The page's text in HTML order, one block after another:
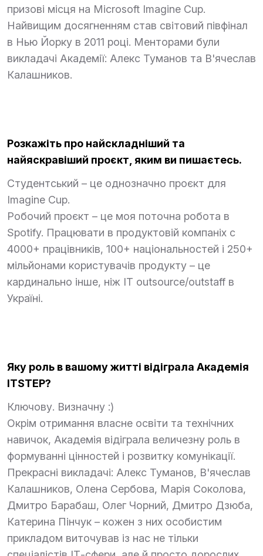
призові місця на Microsoft Imagine Cup.
Найвищим досягненням став світовий півфінал
в Нью Йорку в 2011 році. Менторами були
викладачі Академії: Алекс Туманов та В'ячеслав
Калашников.
Розкажіть про найскладніший та
найяскравіший проєкт, яким ви пишаєтесь.
Студентський – це однозначно проєкт для
Imagine Cup.
Робочий проєкт – це моя поточна робота в
Spotify. Працювати в продуктовій компаніх с
4000+ працівників, 100+ національностей і 250+
мільйонами користувачів продукту – це
кардинально інше, ніж ІТ outsource/outstaff в
Україні.
Яку роль в вашому житті відіграла Академія
ITSTEP?
Ключову. Визначну :)
Окрім отримання власне освіти та технічних
навичок, Академія відіграла величезну роль в
формуванні цінностей і розвитку комунікації.
Прекрасні викладачі: Алекс Туманов, В'ячеслав
Калашников, Олена Сербова, Марія Соколова,
Дмитро Барабаш, Олег Чорний, Дмитро Дзюба,
Катерина Пінчук – кожен з них особистим
прикладом виточував із нас не тільки